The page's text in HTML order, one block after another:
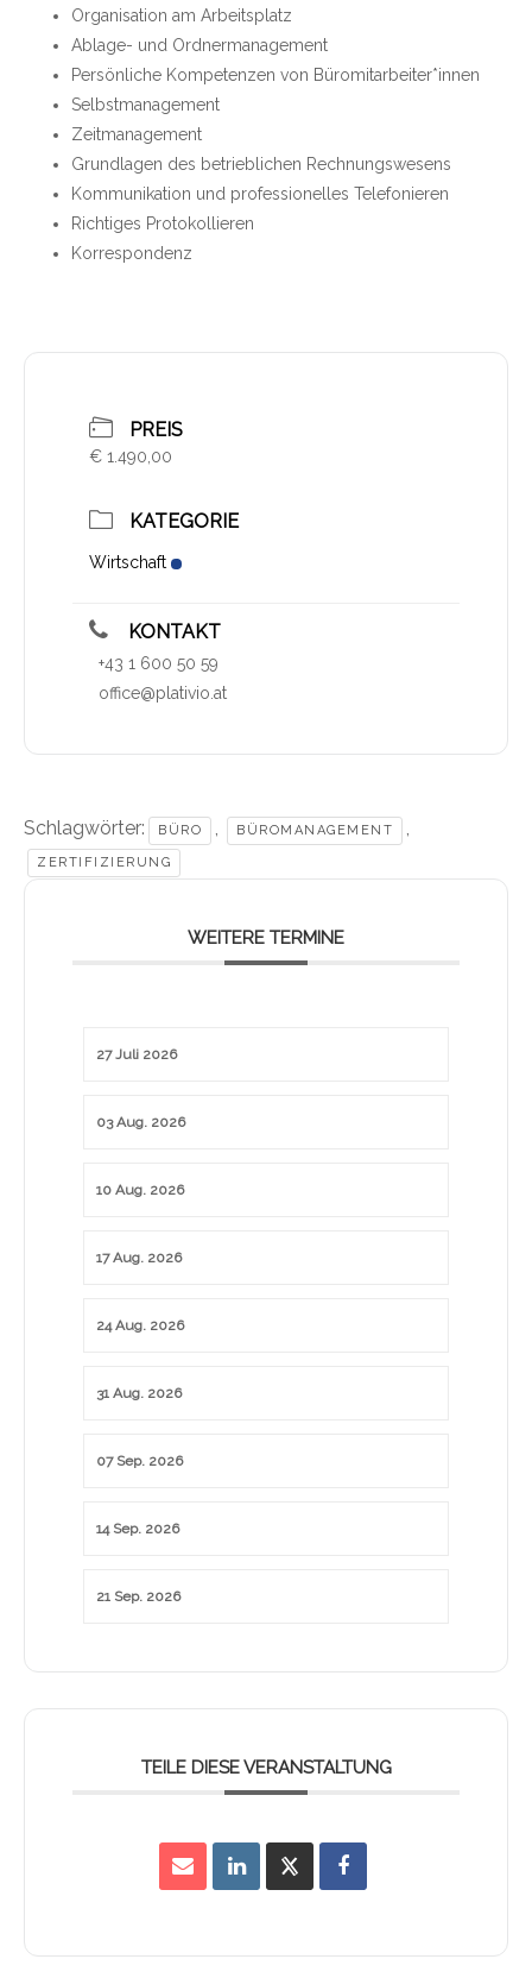
Organisation am Arbeitsplatz
Ablage- und Ordnermanagement
Persönliche Kompetenzen von Büromitarbeiter*innen
Selbstmanagement
Zeitmanagement
Grundlagen des betrieblichen Rechnungswesens
Kommunikation und professionelles Telefonieren
Richtiges Protokollieren
Korrespondenz
PREIS
€ 1.490,00
KATEGORIE
Wirtschaft
KONTAKT
+43 1 600 50 59
office@plativio.at
Schlagwörter: BÜRO , BÜROMANAGEMENT ,
ZERTIFIZIERUNG
WEITERE TERMINE
27 Juli 2026
03 Aug. 2026
10 Aug. 2026
17 Aug. 2026
24 Aug. 2026
31 Aug. 2026
07 Sep. 2026
14 Sep. 2026
21 Sep. 2026
TEILE DIESE VERANSTALTUNG